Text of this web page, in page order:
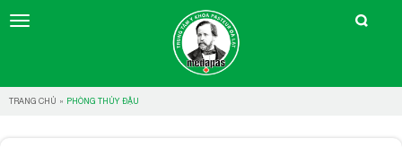
TRANG CHỦ » PHÒNG THỦY ĐẬU